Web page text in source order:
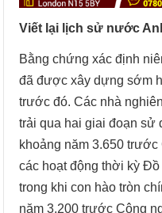
Viết lại lịch sử nước
Bằng chứng xác định
đã được xây dựng sớm
trước đó. Các nhà
trải qua hai giai đoạn sử
khoảng năm 3.650
các hoạt động thời kỳ
trong khi con hào tròn
năm 3.200 trước Công